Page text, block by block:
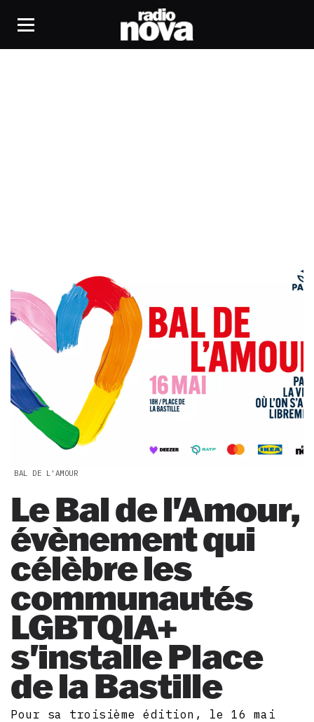
BAL DE L'AMOUR
Le Bal de l'Amour,
évènement qui
célèbre les
communautés
LGBTQIA+
s'installe Place
de la Bastille
Pour sa troisième édition, le 16 mai